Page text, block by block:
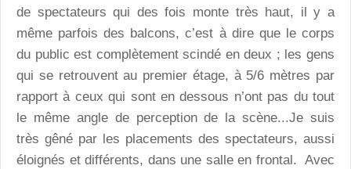
de spectateurs qui des fois monte très haut, il y a
même parfois des balcons, c’est à dire que le corps
du public est complètement scindé en deux ; les gens
qui se retrouvent au premier étage, à 5/6 mètres par
rapport à ceux qui sont en dessous n’ont pas du tout
le même angle de perception de la scène...Je suis
très gêné par les placements des spectateurs, aussi
éloignés et différents, dans une salle en frontal. Avec